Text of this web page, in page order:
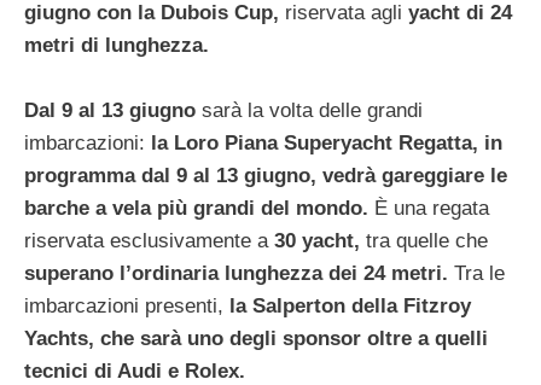
giugno con la Dubois Cup, riservata agli yacht di 24
metri di lunghezza.
Dal 9 al 13 giugno sarà la volta delle grandi
imbarcazioni: la Loro Piana Superyacht Regatta, in
programma dal 9 al 13 giugno, vedrà gareggiare le
barche a vela più grandi del mondo. È una regata
riservata esclusivamente a 30 yacht, tra quelle che
superano l’ordinaria lunghezza dei 24 metri. Tra le
imbarcazioni presenti, la Salperton della Fitzroy
Yachts, che sarà uno degli sponsor oltre a quelli
tecnici di Audi e Rolex.